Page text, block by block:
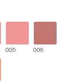
005 006